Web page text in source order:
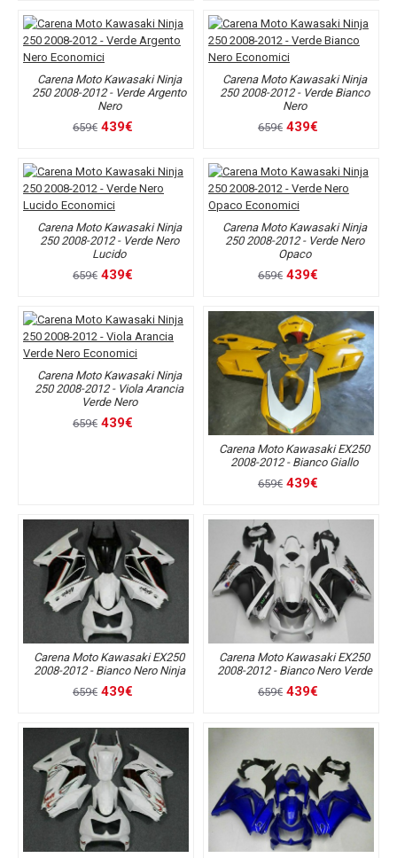
Carena Moto Kawasaki Ninja
250 2008-2012 - Verde Argento
Nero
659€ 439€
Carena Moto Kawasaki Ninja
250 2008-2012 - Verde Bianco
Nero
659€ 439€
Carena Moto Kawasaki Ninja
250 2008-2012 - Verde Nero
Lucido
659€ 439€
Carena Moto Kawasaki Ninja
250 2008-2012 - Verde Nero
Opaco
659€ 439€
Carena Moto Kawasaki Ninja
250 2008-2012 - Viola Arancia
Verde Nero
659€ 439€
Carena Moto Kawasaki EX250
2008-2012 - Bianco Giallo
659€ 439€
Carena Moto Kawasaki EX250
2008-2012 - Bianco Nero Ninja
659€ 439€
Carena Moto Kawasaki EX250
2008-2012 - Bianco Nero Verde
659€ 439€